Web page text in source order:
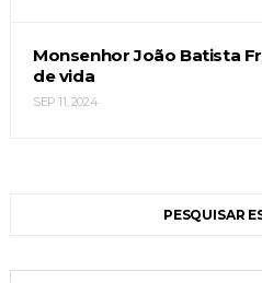
Monsenhor João Batista
de vida
SEP 11, 2024
PESQUISAR